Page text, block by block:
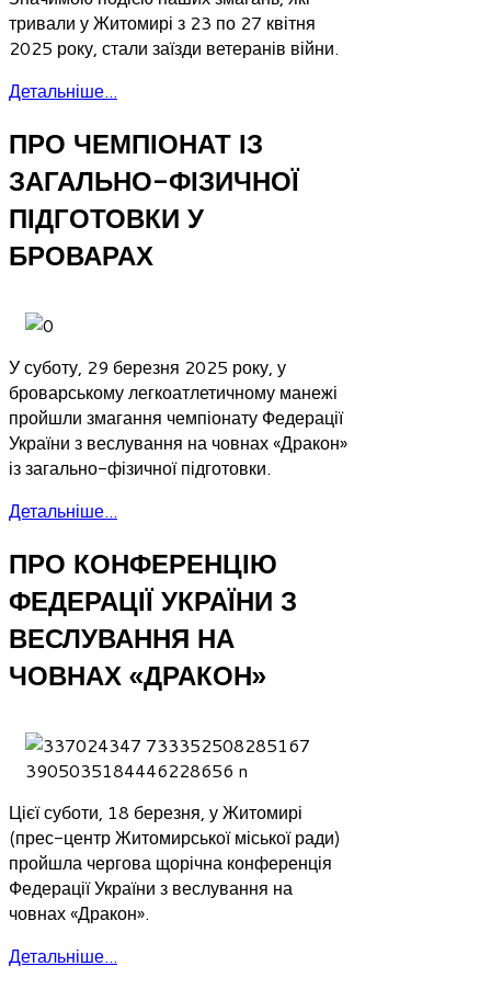
тривали у Житомирі з 23 по 27 квітня
2025 року, стали заїзди ветеранів війни.
Детальніше...
ПРО ЧЕМПІОНАТ ІЗ
ЗАГАЛЬНО-ФІЗИЧНОЇ
ПІДГОТОВКИ У
БРОВАРАХ
У суботу, 29 березня 2025 року, у
броварському легкоатлетичному манежі
пройшли змагання чемпіонату Федерації
України з веслування на човнах «Дракон»
із загально-фізичної підготовки.
Детальніше...
ПРО КОНФЕРЕНЦІЮ
ФЕДЕРАЦІЇ УКРАЇНИ З
ВЕСЛУВАННЯ НА
ЧОВНАХ «ДРАКОН»
Цієї суботи, 18 березня, у Житомирі
(прес-центр Житомирської міської ради)
пройшла чергова щорічна конференція
Федерації України з веслування на
човнах «Дракон».
Детальніше...